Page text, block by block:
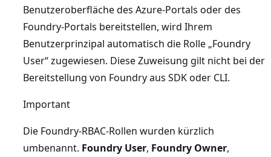
Benutzeroberfläche des Azure-Portals oder des
Foundry-Portals bereitstellen, wird Ihrem
Benutzerprinzipal automatisch die Rolle „Foundry
User“ zugewiesen. Diese Zuweisung gilt nicht bei der
Bereitstellung von Foundry aus SDK oder CLI.
Important
Die Foundry-RBAC-Rollen wurden kürzlich
umbenannt. Foundry User, Foundry Owner,